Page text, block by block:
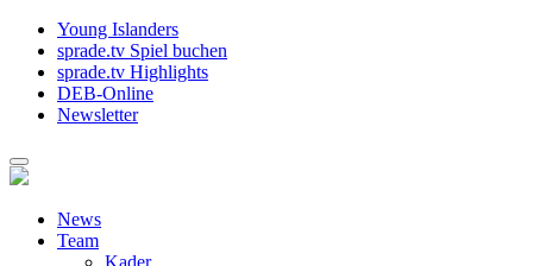
Young Islanders
sprade.tv Spiel buchen
sprade.tv Highlights
DEB-Online
Newsletter
News
Team
Kader